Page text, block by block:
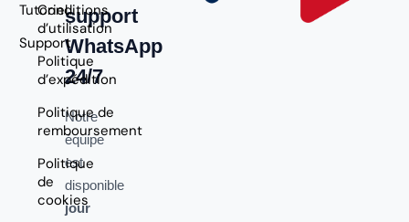
Tutoriel
Support
Conditions
d’utilisation
Politique
d’expédition
Politique de
remboursement
Politique
de
cookies
support
WhatsApp
24/7
Notre
équipe
est
disponible
jour